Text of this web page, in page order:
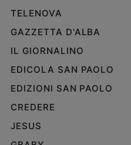
TELENOVA
GAZZETTA D'ALBA
IL GIORNALINO
EDICOLA SAN PAOLO
EDIZIONI SAN PAOLO
CREDERE
JESUS